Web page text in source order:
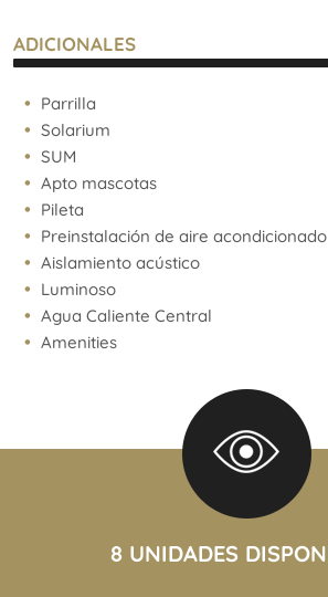
ADICIONALES
Parrilla
Solarium
SUM
Apto mascotas
Pileta
Preinstalación de aire acondicionado
Aislamiento acústico
Luminoso
Agua Caliente Central
Amenities
8 UNIDADES